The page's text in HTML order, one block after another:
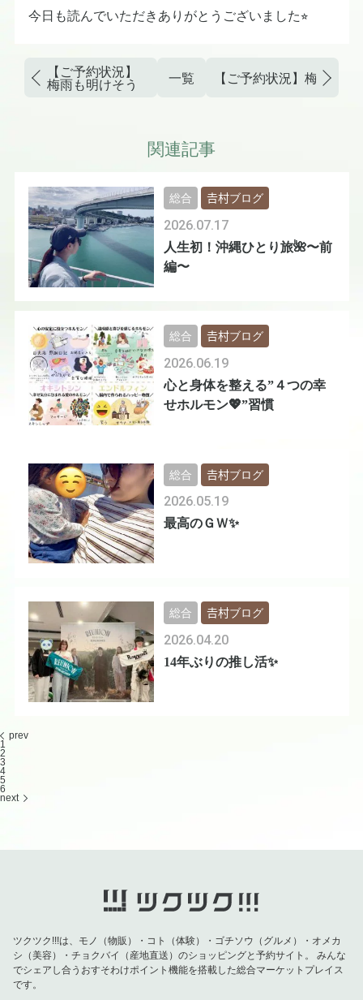
今日も読んでいただきありがとうございました⭐︎
【ご予約状況】
梅雨も明けそう
一覧 【ご予約状況】梅雨と夏
関連記事
人生初！沖縄ひとり旅🌺〜前
編〜
2026.07.17
総合 𠮷村ブログ
心と身体を整える”４つの幸
せホルモン💖”習慣
2026.06.19
総合 𠮷村ブログ
最高のＧＷ✨
2026.05.19
総合 𠮷村ブログ
14年ぶりの推し活✨
2026.04.20
総合 𠮷村ブログ
prev
1
2
3
4
5
6
next
ツクツク!!!は、モノ（物販）・コト（体験）・ゴチソウ（グルメ）・オメカ
シ（美容）・チョクバイ（産地直送）のショッピングと予約サイト。
みんな
でシェアし合うおすそわけポイント機能を搭載した総合マーケットプレイス
です。